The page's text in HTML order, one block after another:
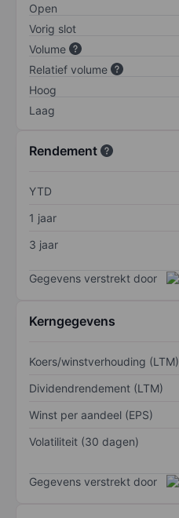
Open
Vorig slot
Volume
Relatief volume
Hoog
Laag
Rendement
YTD
1 jaar
3 jaar
Gegevens verstrekt door
Kerngegevens
Koers/winstverhouding (LTM)
Dividendrendement (LTM)
Winst per aandeel (EPS)
Volatiliteit (30 dagen)
Gegevens verstrekt door